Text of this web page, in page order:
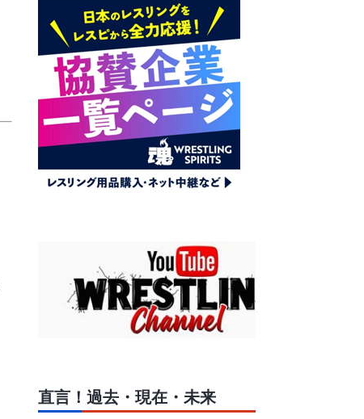
直言！過去・現在・未来